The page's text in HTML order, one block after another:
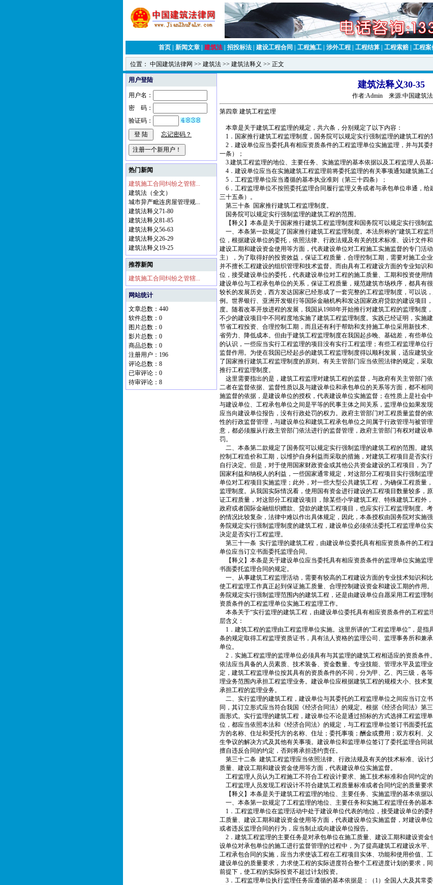
首页
新闻文章 建筑法 招投标法 建设工程合同 工程施工 涉外工程 工程结算 工程索赔 工程案
位置： 中国建筑法律网 >> 建筑法 >> 建筑法释义 >> 正文
用户登陆
用户名：
密 码：
验证码：
忘记密码？
热门新闻
建筑施工合同纠纷之管辖...
建筑法（全文）
城市异产毗连房屋管理规...
建筑法释义71-80
建筑法释义81-85
建筑法释义56-63
建筑法释义26-29
建筑法释义19-25
推荐新闻
建筑施工合同纠纷之管辖...
网站统计
文章总数：440
软件总数：0
图片总数：0
影片总数：0
商品总数：0
注册用户：196
评论总数：8
已审评论：0
待审评论：8
建筑法释义30-35
作者:Admin 来源:中国建筑
第四章 建筑工程监理
本章是关于建筑工程监理的规定，共六条，分别规定了以下内容：
1．国家推行建筑工程监理制度，国务院可以规定实行强制监理的建筑工程的
2．建设单位应当委托具有相应资质条件的工程监理单位实施监理，并与其
一条）；
3.建筑工程监理的地位、主要任务、实施监理的基本依据以及工程监理人员基
4．建设单位应当在实施建筑工程监理前将委托监理的有关事项通知建筑施工
5．工程监理单位应当遵循的基本执业准则（第三十四条）；
6．工程监理单位不按照委托监理合同履行监理义务或者与承包单位串通，
三十五条）。
第三十条 国家推行建筑工程监理制度。
国务院可以规定实行强制监理的建筑工程的范围。
【释义】本条是关于国家推行建筑工程监理制度和国务院可以规定实行强制监
一、本条第一款规定了国家推行建筑工程监理制度。本法所称的“建筑工程监
位，根据建设单位的委托，依照法律、行政法规及有关的技术标准、设计文件
建设工期和建设资金使用等方面，代表建设单位对工程施工实施监督的专门活
主），为了取得好的投资效益，保证工程质量，合理控制工期，需要对施工企
并不擅长工程建设的组织管理和技术监督。而由具有工程建设方面的专业知识
位，接受建设单位的委托，代表建设单位对工程的施工质量、工期和投资使用
建设单位与工程承包单位的关系，保证工程质量，规范建筑市场秩序，都具有
较长的发展历史，西方发达国家已经形成了一套完整的工程监理制度，可以说
例。世界银行、亚洲开发银行等国际金融机构和发达国家政府贷款的建设项目
度。随着改革开放进程的发展，我国从1988年开始推行对建筑工程的监理制度
不少的建设项目中不同程度地实施了建筑工程监理制度。实践已经证明，实施
节省工程投资、合理控制工期，而且还有利于帮助和支持施工单位采用新技术
省劳力、降低成本。但由于建筑工程监理制度在我国起步晚、基础差，有些单
的认识，一些应当实行工程监理的项目没有实行工程监理；有些工程监理单位
监督作用。为使在我国已经起步的建筑工程监理制度得以顺利发展，适应建筑
了国家推行建筑工程监理制度的原则。有关主管部门应当依照法律的规定，采
推行工程监理制度。
这里需要指出的是，建筑工程监理对建筑工程的监督，与政府有关主管部门
二者在监督依据、监督性质以及与建设单位和承包单位的关系等方面，都不相
施监督的依据，是建设单位的授权，代表建设单位实施监督；在性质上是社会
与建设单位、工程承包单位之间是平等的民事主体之间关系，监理单位如果发
应当向建设单位报告，没有行政处罚的权力。政府主管部门对工程质量监督的
性的行政监督管理，与建设单位和建筑工程承包单位之间属于行政管理与被管
意，都必须服从行政主管部门依法进行的监督管理，政府主管部门有权对建设
罚。
二、本条第二款规定了国务院可以规定实行强制监理的建筑工程的范围。建
控制工程造价和工期，以维护自身利益而采取的措施，对建筑工程项目是否实
自行决定。但是，对于使用国家财政资金或其他公共资金建设的工程项目，为
国家利益和纳税人的利益，一些国家通常规定，对这部分工程项目实行强制监
单位对工程项目实施监理；此外，对一些大型公共建筑工程，为确保工程质量
监理制度。从我国实际情况看，使用国有资金进行建设的工程项目数量较多，
证工程质量，对这部分工程建设项目，除某些小学建筑工程、特殊建筑工程外
政府或者国际金融组织赠款、贷款的建筑工程项目，也应实行工程监理制度。
的情况比较复杂，法律中难以作出具体规定，因此，本条授权由国务院对实施
务院规定实行强制监理制度的建筑工程，建设单位必须依法委托工程监理单位
决定是否实行工程监理。
第三十一条 实行监理的建筑工程，由建设单位委托具有相应资质条件的工程
单位应当订立书面委托监理合同。
【释义】本条是关于建设单位应当委托具有相应资质条件的监理单位实施监
书面委托监理合同的规定。
一、从事建筑工程监理活动，需要有较高的工程建设方面的专业技术知识和
使工程监理工作真正起到保证施工质量、合理控制建设资金和建设工期的作用
务院规定实行强制监理范围内的建筑工程，还是由建设单位自愿采用工程监理
资质条件的工程监理单位实施工程监理工作。
本条关于“实行监理的建筑工程，由建设单位委托具有相应资质条件的工程监
层含义：
1．建筑工程的监理由工程监理单位实施。这里所讲的“工程监理单位”，是指
条的规定取得工程监理资质证书，具有法人资格的监理公司、监理事务所和兼
单位。
2．实施工程监理的监理单位必须具有与其监理的建筑工程相适应的资质条件
依法应当具备的人员素质、技术装备、资金数量、专业技能、管理水平及监理
定，建筑工程监理单位按其具有的资质条件的不同，分为甲、乙、丙三级，各
理业务范围内承担工程监理业务。建设单位应根据建筑工程的规模大小、技术
承担工程的监理业务。
二、实行监理的建筑工程，建设单位与其委托的工程监理单位之间应当订立
同，其订立形式应当符合我国《经济合同法》的规定。根据《经济合同法》第
面形式。实行监理的建筑工程，建设单位不论是通过招标的方式选择工程监理
位，都应当依照本法和《经济合同法》的规定，与工程监理单位签订书面委托
方的名称、住址和受托方的名称、住址；委托事项；酬金或费用；双方权利、
生争议的解决方式及其他有关事项。建设单位和监理单位签订了委托监理合同
擅自违反合同的约定，否则将承担违约责任。
第三十二条 建筑工程监理应当依照法律、行政法规及有关的技术标准、设计
质量、建设工期和建设资金使用等方面，代表建设单位实施监督。
工程监理人员认为工程施工不符合工程设计要求、施工技术标准和合同约定的
工程监理人员发现工程设计不符合建筑工程质量标准或者合同约定的质量要
【释义】本条是关于建筑工程监理的地位、主要任务、实施监理的基本依据以
一、本条第一款规定了工程监理的地位、主要任务和实施工程监理任务的基本
1．工程监理单位在监理活动中处于建设单位代表的地位，接受建设单位的
工质量、建设工期和建设资金使用等方面，代表建设单位实施监督，对建设单
或者违反监理合同的行为，应当制止或向建设单位报告。
2．建筑工程监理的主要任务是对承包单位在施工质量、建设工期和建设资
设单位对承包单位的施工进行监督管理的过程中，为了提高建筑工程建设水平
工程承包合同的实施，应当力求使该工程在工程项目实体、功能和使用价值、
建设单位的质量要求，力求使工程的实际进度符合整个工程进度计划的要求，
前提下，使工程的实际投资不超过计划投资。
3．工程监理单位执行监理任务应遵循的基本依据是：（1）全国人大及其常